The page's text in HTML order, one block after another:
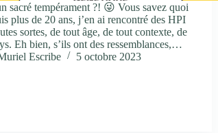
sacré tempérament ?! 😜 Vous savez quoi
plus de 20 ans, j’en ai rencontré des HPI
sortes, de tout âge, de tout contexte, de
Eh bien, s’ils ont des ressemblances,…
Escribe
5 octobre 2023